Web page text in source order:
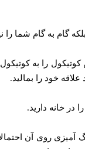
گام به گام شما
را به
خود را بمالید.
در خانه دارید.
روی آن